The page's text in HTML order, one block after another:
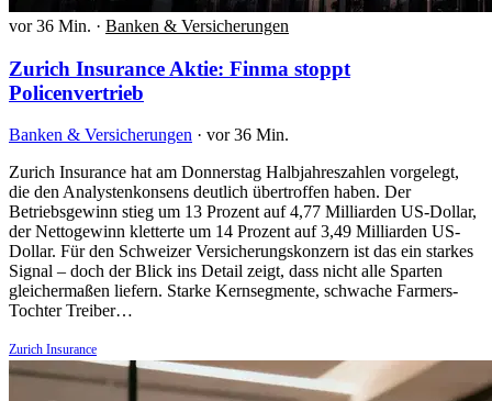
vor 36 Min. · Banken & Versicherungen
Zurich Insurance Aktie: Finma stoppt
Policenvertrieb
Banken & Versicherungen · vor 36 Min.
Zurich Insurance hat am Donnerstag Halbjahreszahlen vorgelegt,
die den Analystenkonsens deutlich übertroffen haben. Der
Betriebsgewinn stieg um 13 Prozent auf 4,77 Milliarden US-Dollar,
der Nettogewinn kletterte um 14 Prozent auf 3,49 Milliarden US-
Dollar. Für den Schweizer Versicherungskonzern ist das ein starkes
Signal – doch der Blick ins Detail zeigt, dass nicht alle Sparten
gleichermaßen liefern. Starke Kernsegmente, schwache Farmers-
Tochter Treiber…
Zurich Insurance